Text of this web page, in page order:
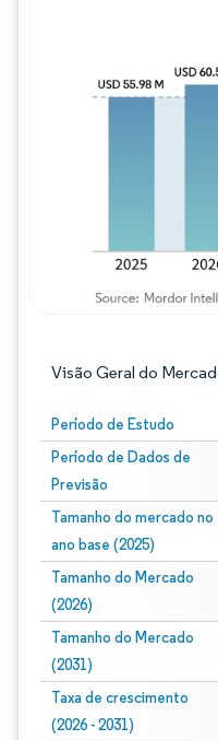
Visão Geral do
Período de Estudo
Período de Dados de
Previsão
Tamanho do mercado no
ano base (2025)
Tamanho do Mercado
(2026)
Tamanho do Mercado
(2031)
Taxa de crescimento
(2026 - 2031)